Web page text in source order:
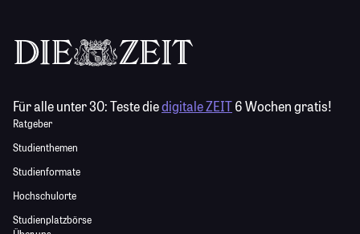
Für alle unter 30:Teste diedigitale ZEIT6 Wochen gratis!
Ratgeber
Studienthemen
Studienformate
Hochschulorte
Studienplatzbörse